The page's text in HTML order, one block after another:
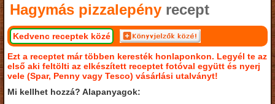
Hagymás pizzalepény recept
Kedvenc receptek közé
Ezt a receptet már többen keresték honlaponkon. Legyél te az
első aki feltölti az elkészített receptet fotóval együtt és nyerj
vele (Spar, Penny vagy Tesco) vásárlási utalványt!
Mi kellhet hozzá? Alapanyagok: